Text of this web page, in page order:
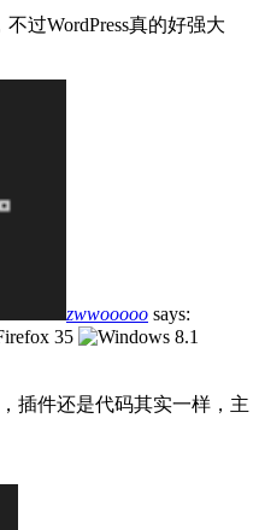
过WordPress真的好强大
zwwooooo says:
插件还是代码其实一样，主